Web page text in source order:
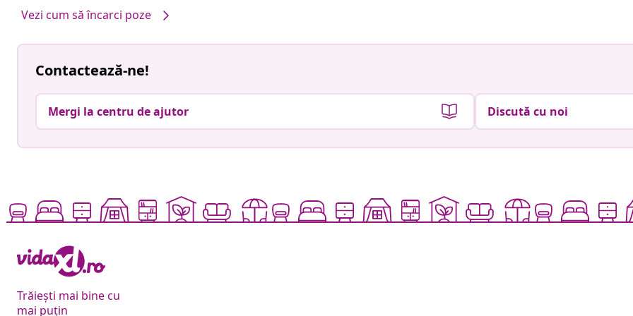
Vezi cum să încarci poze
Contactează-ne!
Mergi la centru de ajutor Discută cu noi
Trăiești mai bine cu
mai puțin